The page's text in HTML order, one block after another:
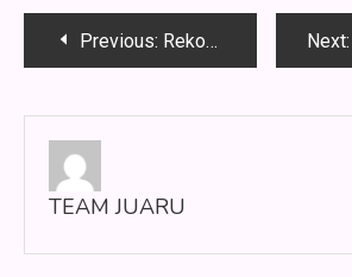
Navigasi
Previous: Rekomendasi Perabot Outdoor Tahan Cuaca untuk Hunian Modern Next:
TEAM JUARU